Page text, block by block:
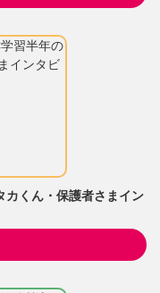
くん・保護者さまイン